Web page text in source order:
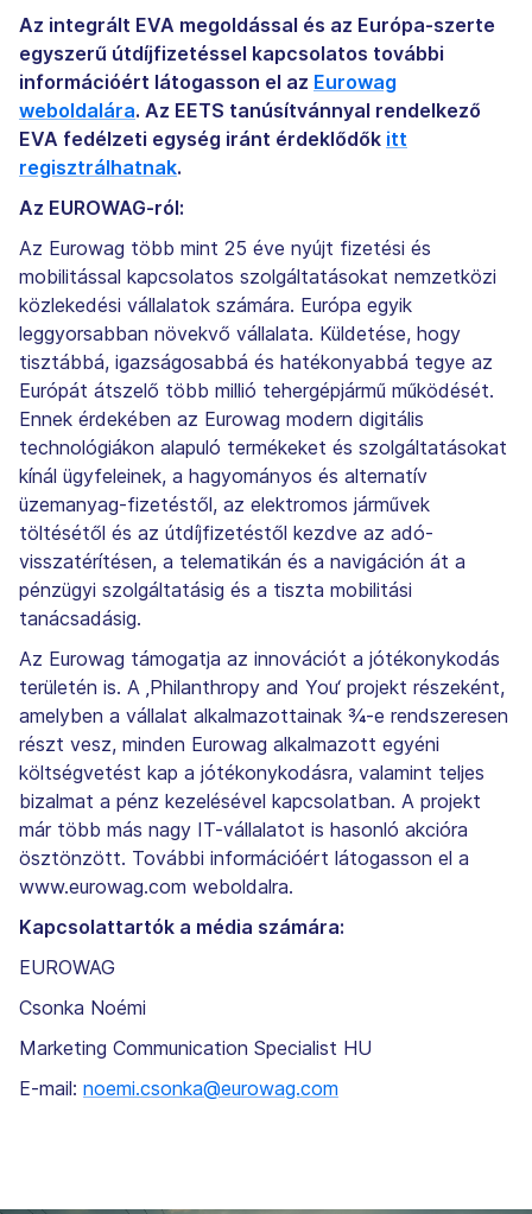
Az integrált EVA megoldással és az Európa-szerte
egyszerű útdíjfizetéssel kapcsolatos további
információért látogasson el az Eurowag
weboldalára. Az EETS tanúsítvánnyal rendelkező
EVA fedélzeti egység iránt érdeklődők itt
regisztrálhatnak.
Az EUROWAG-ról:
Az Eurowag több mint 25 éve nyújt fizetési és
mobilitással kapcsolatos szolgáltatásokat nemzetközi
közlekedési vállalatok számára. Európa egyik
leggyorsabban növekvő vállalata. Küldetése, hogy
tisztábbá, igazságosabbá és hatékonyabbá tegye az
Európát átszelő több millió tehergépjármű működését.
Ennek érdekében az Eurowag modern digitális
technológiákon alapuló termékeket és szolgáltatásokat
kínál ügyfeleinek, a hagyományos és alternatív
üzemanyag-fizetéstől, az elektromos járművek
töltésétől és az útdíjfizetéstől kezdve az adó-
visszatérítésen, a telematikán és a navigáción át a
pénzügyi szolgáltatásig és a tiszta mobilitási
tanácsadásig.
Az Eurowag támogatja az innovációt a jótékonykodás
területén is. A ‚Philanthropy and You‘ projekt részeként,
amelyben a vállalat alkalmazottainak ¾-e rendszeresen
részt vesz, minden Eurowag alkalmazott egyéni
költségvetést kap a jótékonykodásra, valamint teljes
bizalmat a pénz kezelésével kapcsolatban. A projekt
már több más nagy IT-vállalatot is hasonló akcióra
ösztönzött. További információért látogasson el a
www.eurowag.com weboldalra.
Kapcsolattartók a média számára:
EUROWAG
Csonka Noémi
Marketing Communication Specialist HU
E-mail: noemi.csonka@eurowag.com